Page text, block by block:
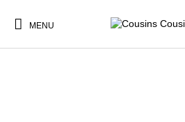
MENU
PROMO !